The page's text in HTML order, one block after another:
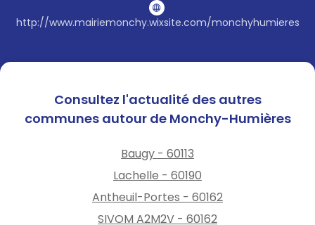
http://www.mairiemonchy.wixsite.com/monchyhumieres
Consultez l'actualité des autres
communes autour de Monchy-Humières
Baugy - 60113
Lachelle - 60190
Antheuil-Portes - 60162
SIVOM A2M2V - 60162